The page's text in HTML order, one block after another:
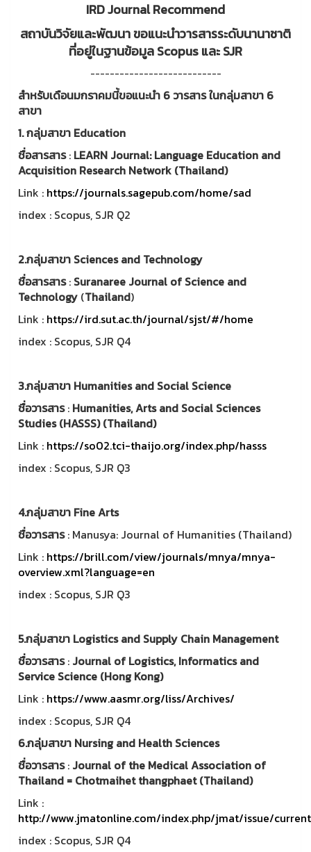
IRD Journal Recommend
สถาบันวิจัยและพัฒนา ขอแนะนำวารสารระดับนานาชาติ
ที่อยู่ในฐานข้อมูลScopus และ SJR
---------------------------
สำหรับเดือนมกราคมนี้ขอแนะนำ 6 วารสาร ในกลุ่มสาขา 6
สาขา
1.กลุ่มสาขา Education
ชื่อสารสาร: LEARN Journal: Language Education and
Acquisition Research Network (Thailand)
Link : https://journals.sagepub.com/home/sad
index : Scopus, SJR Q2
2.กลุ่มสาขา Sciences and Technology
ชื่อสารสาร: Suranaree Journal of Science and
Technology (Thailand)
Link : https://ird.sut.ac.th/journal/sjst/#/home
index : Scopus, SJR Q4
3.กลุ่มสาขา Humanities and Social Science
ชื่อวารสาร: Humanities, Arts and Social Sciences
Studies (HASSS)(Thailand)
Link : https://so02.tci-thaijo.org/index.php/hasss
index : Scopus, SJR Q3
4.กลุ่มสาขา Fine Arts
ชื่อวารสาร: Manusya: Journal of Humanities (Thailand)
Link : https://brill.com/view/journals/mnya/mnya-
overview.xml?language=en
index : Scopus, SJR Q3
5.กลุ่มสาขา Logistics and Supply Chain Management
ชื่อวารสาร: Journal of Logistics, Informatics and
Service Science (Hong Kong)
Link : https://www.aasmr.org/liss/Archives/
index : Scopus, SJR Q4
6.กลุ่มสาขา Nursing and Health Sciences
ชื่อวารสาร: Journal of the Medical Association of
Thailand = Chotmaihet thangphaet (Thailand)
Link :
http://www.jmatonline.com/index.php/jmat/issue/
index : Scopus, SJR Q4